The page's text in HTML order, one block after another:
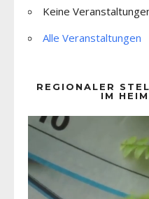
Keine
Alle Veranstaltungen
REGIONALER
IM